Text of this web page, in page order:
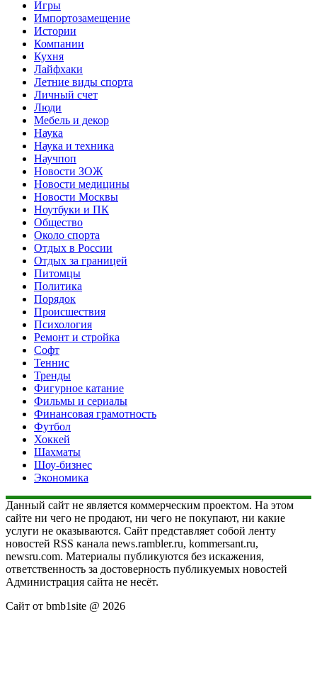
Игры
Импортозамещение
Истории
Компании
Кухня
Лайфхаки
Летние виды спорта
Личный счет
Люди
Мебель и декор
Наука
Наука и техника
Научпоп
Новости ЗОЖ
Новости медицины
Новости Москвы
Ноутбуки и ПК
Общество
Около спорта
Отдых в России
Отдых за границей
Питомцы
Политика
Порядок
Происшествия
Психология
Ремонт и стройка
Софт
Теннис
Тренды
Фигурное катание
Фильмы и сериалы
Финансовая грамотность
Футбол
Хоккей
Шахматы
Шоу-бизнес
Экономика
Данный сайт не является коммерческим проектом. На этом
сайте ни чего не продают, ни чего не покупают, ни какие
услуги не оказываются. Сайт представляет собой ленту
новостей RSS канала news.rambler.ru, kommersant.ru,
newsru.com. Материалы публикуются без искажения,
ответственность за достоверность публикуемых новостей
Администрация сайта не несёт.
Сайт от bmb1site @ 2026